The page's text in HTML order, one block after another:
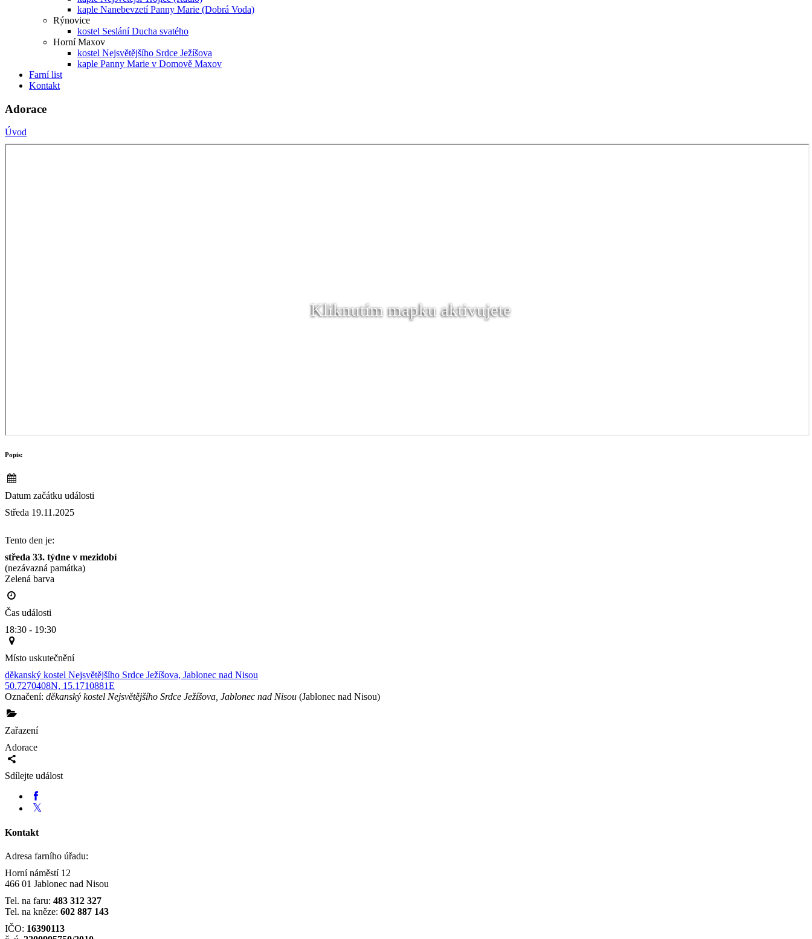
kaple Nanebevzetí Panny Marie (Dobrá Voda)
Rýnovice
kostel Seslání Ducha svatého
Horní Maxov
kostel Nejsvětějšího Srdce Ježíšova
kaple Panny Marie v Domově Maxov
Farní list
Kontakt
Adorace
Úvod
Kliknutím mapku aktivujete
Popis:
Datum začátku události
Středa 19.11.2025
Tento den je:
středa 33. týdne v mezidobí
(nezávazná památka)
Zelená barva
Čas události
18:30 - 19:30
Místo uskutečnění
děkanský kostel Nejsvětějšího Srdce Ježíšova, Jablonec nad Nisou
50.7270408N, 15.1710881E
Označení: děkanský kostel Nejsvětějšího Srdce Ježíšova, Jablonec nad Nisou (Jablonec nad Nisou)
Zařazení
Adorace
Sdílejte událost
Kontakt
Adresa farního úřadu:
Horní náměstí 12
466 01 Jablonec nad Nisou
Tel. na faru: 483 312 327
Tel. na kněze: 602 887 143
IČO: 16390113